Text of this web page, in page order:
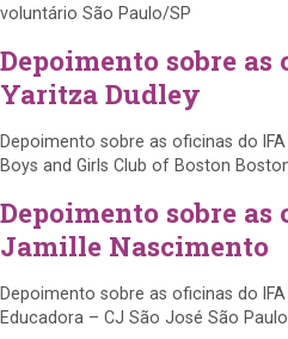
voluntário São Paulo/SP
Depoimento sobre
Yaritza Dudley
Depoimento sobre as oficinas do
Boys and Girls Club of Boston
Depoimento sobre
Jamille Nascimento
Depoimento sobre as oficinas do
Educadora – CJ São José São